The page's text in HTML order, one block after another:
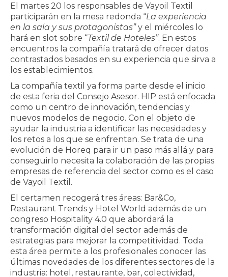
El martes 20 los responsables de Vayoil Textil
participarán en la mesa redonda “La experiencia
en la sala y sus protagonistas”y el miércoles lo
hará en slot sobre “Textil de Hoteles”. En estos
encuentros la compañía tratará de ofrecer datos
contrastados basados en su experiencia que sirva a
los establecimientos.
La compañía textil ya forma parte desde el inicio
de esta feria del Consejo Asesor. HIP está enfocada
como un centro de innovación, tendencias y
nuevos modelos de negocio. Con el objeto de
ayudar la industria a identificar las necesidades y
los retos a los que se enfrentan. Se trata de una
evolución de Horeq para ir un paso más allá y para
conseguirlo necesita la colaboración de las propias
empresas de referencia del sector como es el caso
de Vayoil Textil.
El certamen recogerá tres áreas: Bar&Co,
Restaurant Trends y Hotel World además de un
congreso Hospitality 4.0 que abordará la
transformación digital del sector además de
estrategias para mejorar la competitividad. Toda
esta área permite a los profesionales conocer las
últimas novedades de los diferentes sectores de la
industria: hotel, restaurante, bar, colectividad,